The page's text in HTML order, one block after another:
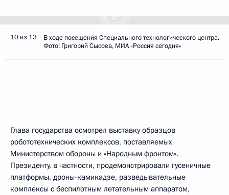
10 из 13
В ходе посещения Специального технологического центра.
Фото: Григорий Сысоев, МИА «Россия сегодня»
Глава государства осмотрел выставку образцов
робототехнических комплексов, поставляемых
Министерством обороны и «Народным фронтом».
Президенту, в частности, продемонстрировали гусеничные
платформы, дроны-камикадзе, разведывательные
комплексы с беспилотным летательным аппаратом,